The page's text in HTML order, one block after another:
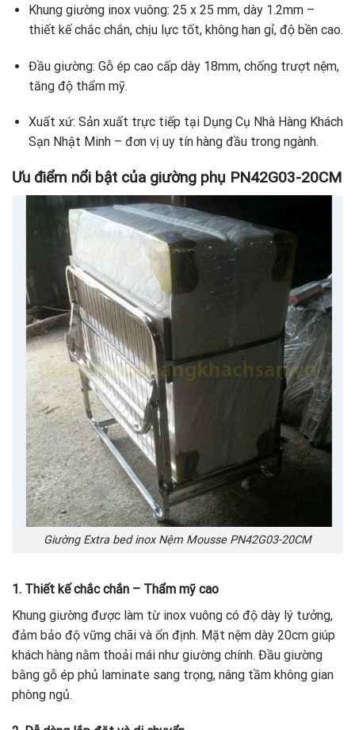
Khung giường inox vuông: 25 x 25 mm, dày 1.2mm –
thiết kế chắc chắn, chịu lực tốt, không han gỉ, độ bền cao.
Đầu giường: Gỗ ép cao cấp dày 18mm, chống trượt nệm,
tăng độ thẩm mỹ.
Xuất xứ: Sản xuất trực tiếp tại Dụng Cụ Nhà Hàng Khách
Sạn Nhật Minh – đơn vị uy tín hàng đầu trong ngành.
Ưu điểm nổi bật của giường phụ PN42G03-20CM
Giường Extra bed inox Nệm Mousse PN42G03-20CM
1. Thiết kế chắc chắn – Thẩm mỹ cao
Khung giường được làm từ inox vuông có độ dày lý tưởng,
đảm bảo độ vững chãi và ổn định. Mặt nệm dày 20cm giúp
khách hàng nằm thoải mái như giường chính. Đầu giường
bằng gỗ ép phủ laminate sang trọng, nâng tầm không gian
phòng ngủ.